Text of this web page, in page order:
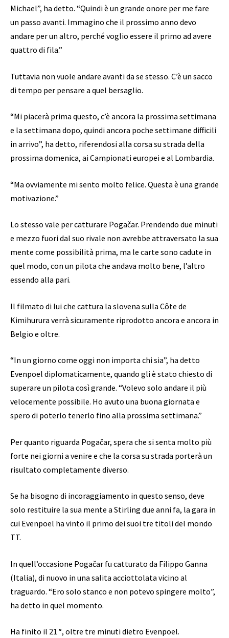
Michael”, ha detto. “Quindi è un grande onore per me fare
un passo avanti. Immagino che il prossimo anno devo
andare per un altro, perché voglio essere il primo ad avere
quattro di fila.”
Tuttavia non vuole andare avanti da se stesso. C’è un sacco
di tempo per pensare a quel bersaglio.
“Mi piacerà prima questo, c’è ancora la prossima settimana
e la settimana dopo, quindi ancora poche settimane difficili
in arrivo”, ha detto, riferendosi alla corsa su strada della
prossima domenica, ai Campionati europei e al Lombardia.
“Ma ovviamente mi sento molto felice. Questa è una grande
motivazione.”
Lo stesso vale per catturare Pogačar. Prendendo due minuti
e mezzo fuori dal suo rivale non avrebbe attraversato la sua
mente come possibilità prima, ma le carte sono cadute in
quel modo, con un pilota che andava molto bene, l’altro
essendo alla pari.
Il filmato di lui che cattura la slovena sulla Côte de
Kimihurura verrà sicuramente riprodotto ancora e ancora in
Belgio e oltre.
“In un giorno come oggi non importa chi sia”, ha detto
Evenpoel diplomaticamente, quando gli è stato chiesto di
superare un pilota così grande. “Volevo solo andare il più
velocemente possibile. Ho avuto una buona giornata e
spero di poterlo tenerlo fino alla prossima settimana.”
Per quanto riguarda Pogačar, spera che si senta molto più
forte nei giorni a venire e che la corsa su strada porterà un
risultato completamente diverso.
Se ha bisogno di incoraggiamento in questo senso, deve
solo restituire la sua mente a Stirling due anni fa, la gara in
cui Evenpoel ha vinto il primo dei suoi tre titoli del mondo
TT.
In quell’occasione Pogačar fu catturato da Filippo Ganna
(Italia), di nuovo in una salita acciottolata vicino al
traguardo. “Ero solo stanco e non potevo spingere molto”,
ha detto in quel momento.
Ha finito il 21 °, oltre tre minuti dietro Evenpoel.